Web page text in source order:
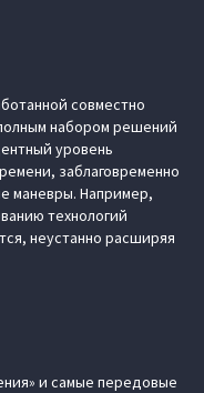
совместно
набором решений
уровень
заблаговременно
маневры. Например,
технологий
неустанно расширяя
и самые передовые